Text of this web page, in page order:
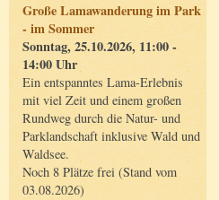
Große Lamawanderung im Park
- im Sommer
Sonntag, 25.10.2026, 11:00 -
14:00 Uhr
Ein entspanntes Lama-Erlebnis
mit viel Zeit und einem großen
Rundweg durch die Natur- und
Parklandschaft inklusive Wald und
Waldsee.
Noch 8 Plätze frei (Stand vom
03.08.2026)